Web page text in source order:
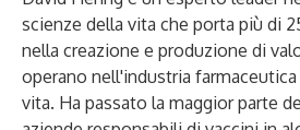
scienze della vita che porta più di
nella creazione e produzione di
operano nell'industria
vita. Ha passato la maggior parte